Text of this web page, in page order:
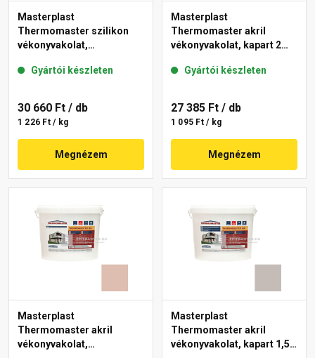
Masterplast
Thermomaster szilikon
vékonyvakolat,
14-D 25 kg
Gyártói készleten
30 660 Ft / db
1 226 Ft / kg
Megnézem
Masterplast
Thermomaster akril
vékonyvakolat, kapart 2
Gyártói készleten
27 385 Ft / db
1 095 Ft / kg
Megnézem
Masterplast
Thermomaster akril
vékonyvakolat,
Masterplast
Thermomaster akril
vékonyvakolat, kapart 1,5